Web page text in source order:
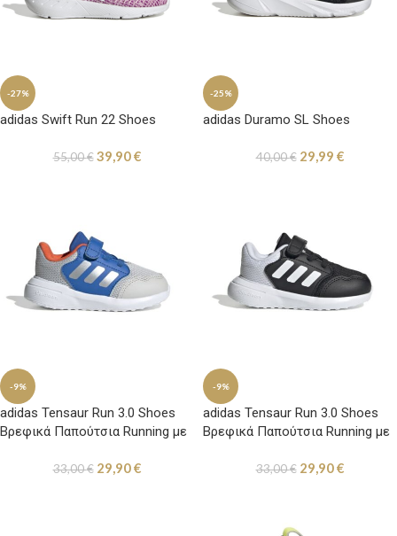
-27%
adidas Swift Run 22 Shoes
55,00€ 39,90€
-25%
adidas Duramo SL Shoes
40,00€ 29,99 €
-9%
adidas Tensaur Run 3.0 Shoes
Βρεφικά Παπούτσια Running με
Πορτοκαλί33,00€ 29,90€
-9%
adidas Tensaur Run 3.0 Shoes
Βρεφικά Παπούτσια Running με
33,00€ 29,90€